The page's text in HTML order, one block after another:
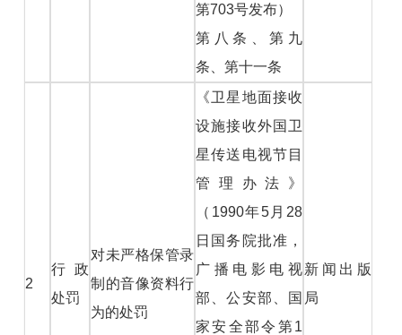
第703号发布）
第八条、第九
条、第十一条
2
行政
处罚
对未严格保管录
制的音像资料行
为的处罚
《卫星地面接收
设施接收外国卫
星传送电视节目
管理办法》
（1990年5月28
日国务院批准，
广播电影电视
部、公安部、国
家安全部令第1
新闻出版
局